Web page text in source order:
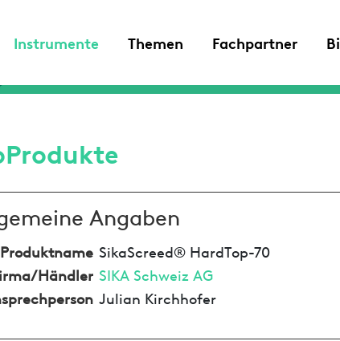
Instrumente Themen Fachpartner
Angaben
Produktname SikaScreed® HardTop-70
Händler SIKA Schweiz AG
Julian Kirchhofer